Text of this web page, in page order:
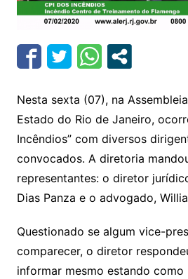
Nesta sexta (07), na
Estado do Rio de Janeiro,
Incêndios” com diversos
convocados. A diretoria
representantes: o diretor
Dias Panza e o advogado,
Questionado se algum vice-
comparecer, o diretor
informar mesmo estando como